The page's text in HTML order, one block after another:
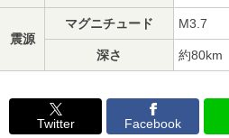
震源
マグニチュード M3.7
深さ 約80km
Twitter Facebook